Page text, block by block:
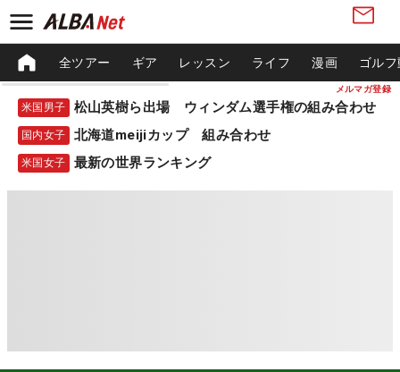
メルマガ登録
全ツアー ギア レッスン ライフ 漫画 ゴル
米国男子 松山英樹ら出場 ウィンダム選手権の組み合わせ
国内女子 北海道meijiカップ 組み合わせ
米国女子 最新の世界ランキング